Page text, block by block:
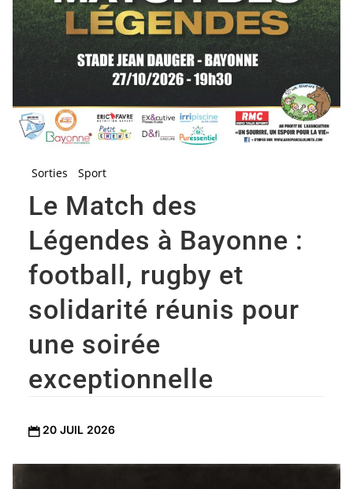
Sorties Sport
Le Match des
Légendes à Bayonne :
football, rugby et
solidarité réunis pour
une soirée
exceptionnelle
 20 JUIL 2026